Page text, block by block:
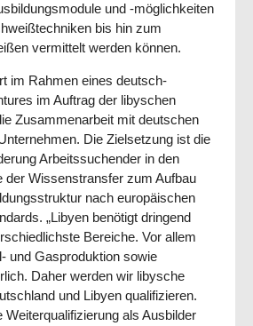
und -möglichkeiten
bis hin zum
vermittelt werden können.
im Rahmen eines deutsch-
im Auftrag der libyschen
Zusammenarbeit mit deutschen
Die Zielsetzung ist die
Arbeitssuchender in den
der Wissenstransfer zum Aufbau
nach europäischen
„Libyen benötigt dringend
Bereiche. Vor allem
und Gasproduktion sowie
Daher werden wir libysche
und Libyen qualifizieren.
Weiterqualifizierung als Ausbilder